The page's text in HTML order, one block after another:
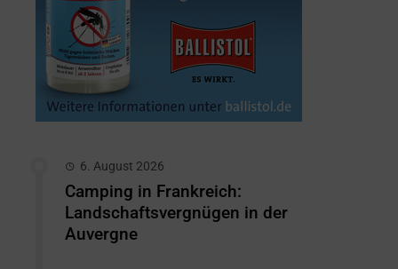
6. August 2026
Camping in Frankreich:
Landschaftsvergnügen in der
Auvergne